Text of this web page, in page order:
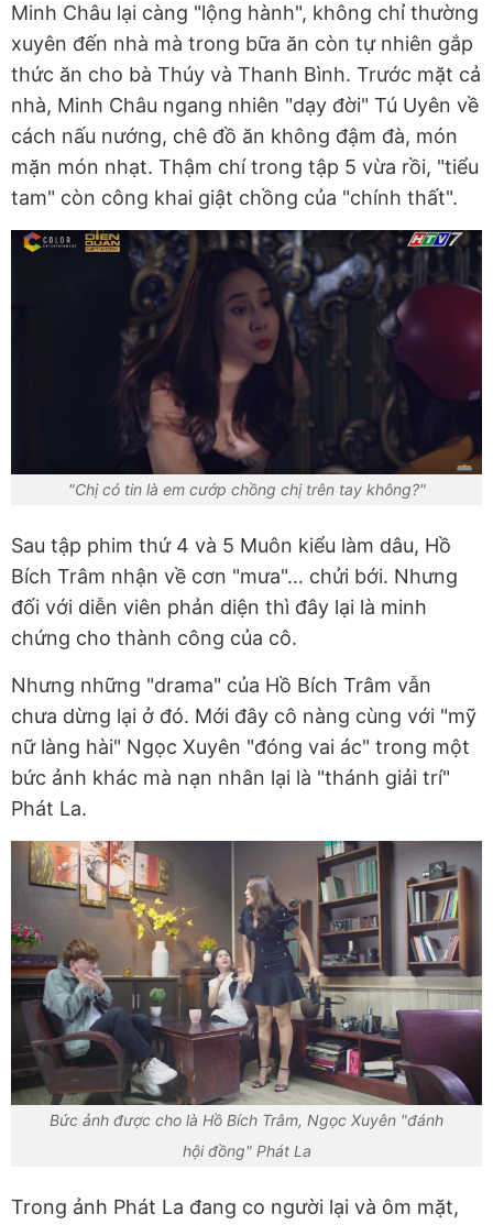
Minh Châu lại càng "lộng hành", không chỉ thường
xuyên đến nhà mà trong bữa ăn còn tự nhiên gắp
thức ăn cho bà Thúy và Thanh Bình. Trước mặt cả
nhà, Minh Châu ngang nhiên "dạy đời" Tú Uyên về
cách nấu nướng, chê đồ ăn không đậm đà, món
mặn món nhạt. Thậm chí trong tập 5 vừa rồi, "tiểu
tam" còn công khai giật chồng của "chính thất".
"Chị có tin là em cướp chồng chị trên tay không?"
Sau tập phim thứ 4 và 5 Muôn kiểu làm dâu, Hồ
Bích Trâm nhận về cơn "mưa"… chửi bới. Nhưng
đối với diễn viên phản diện thì đây lại là minh
chứng cho thành công của cô.
Nhưng những "drama" của Hồ Bích Trâm vẫn
chưa dừng lại ở đó. Mới đây cô nàng cùng với "mỹ
nữ làng hài" Ngọc Xuyên "đóng vai ác" trong một
bức ảnh khác mà nạn nhân lại là "thánh giải trí"
Phát La.
Bức ảnh được cho là Hồ Bích Trâm, Ngọc Xuyên "đánh
hội đồng" Phát La
Trong ảnh Phát La đang co người lại và ôm mặt,